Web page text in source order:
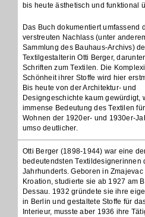
bis heute ästhetisch und funktional
Das Buch dokumentiert umfassend
verstreuten Nachlass (unter
Sammlung des Bauhaus-Archivs)
Textilgestalterin Otti Berger,
Schriften zum Textilen. Die
Schönheit ihrer Stoffe wird hier
Bis heute von der Architektur- und
Designgeschichte kaum gewürdigt,
immense Bedeutung des Textilen
Wohnen der 1920er- und 1930er-
umso deutlicher.
Otti Berger (1898-1944) war eine
bedeutendsten Textildesignerinnen
Jahrhunderts. Geboren in
Kroation, studierte sie ab 1927 am
Dessau. 1932 gründete sie ihre
in Berlin und gestaltete Stoffe für
Interieur, musste aber 1936 ihre